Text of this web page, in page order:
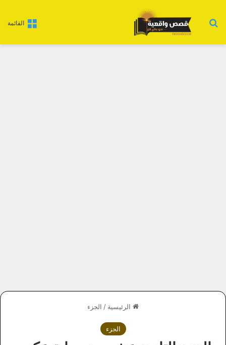
القائمة بحث عن
الرئيسية / الجزء
الجزء